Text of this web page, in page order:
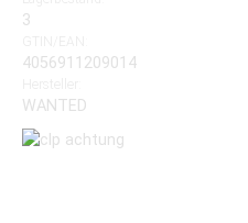
3
4056911209014
WANTED